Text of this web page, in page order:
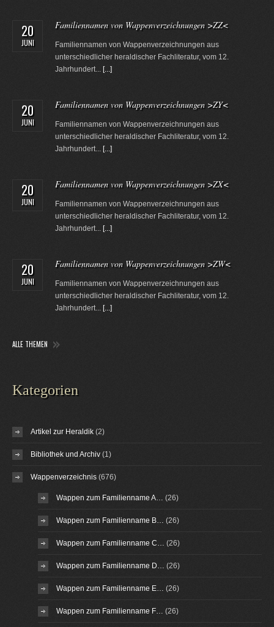
20
JUNI
Familiennamen von Wappenverzeichnungen >ZZ<
Familiennamen von Wappenverzeichnungen aus
unterschiedlicher heraldischer Fachliteratur, vom 12.
Jahrhundert... [...]
20
JUNI
Familiennamen von Wappenverzeichnungen >ZY<
Familiennamen von Wappenverzeichnungen aus
unterschiedlicher heraldischer Fachliteratur, vom 12.
Jahrhundert... [...]
20
JUNI
Familiennamen von Wappenverzeichnungen >ZX<
Familiennamen von Wappenverzeichnungen aus
unterschiedlicher heraldischer Fachliteratur, vom 12.
Jahrhundert... [...]
20
JUNI
Familiennamen von Wappenverzeichnungen >ZW<
Familiennamen von Wappenverzeichnungen aus
unterschiedlicher heraldischer Fachliteratur, vom 12.
Jahrhundert... [...]
ALLE THEMEN
Kategorien
Artikel zur Heraldik (2)
Bibliothek und Archiv (1)
Wappenverzeichnis (676)
Wappen zum Familienname A… (26)
Wappen zum Familienname B… (26)
Wappen zum Familienname C… (26)
Wappen zum Familienname D… (26)
Wappen zum Familienname E… (26)
Wappen zum Familienname F… (26)